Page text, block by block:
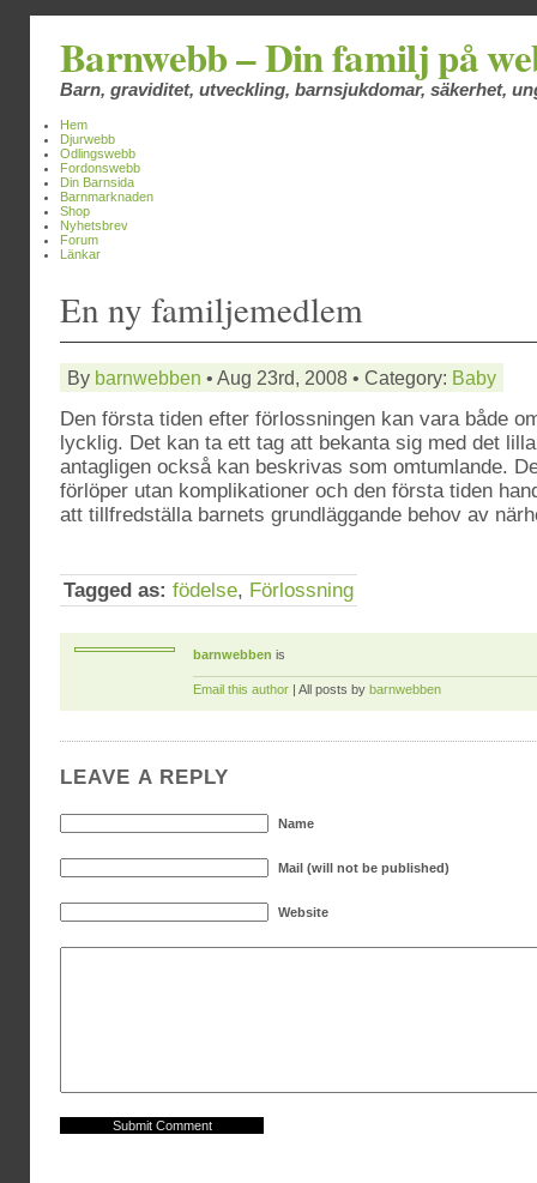
Barnwebb – Din familj på
Barn, graviditet, utveckling, barnsjukdomar, säkerhet,
Hem
Djurwebb
Odlingswebb
Fordonswebb
Din Barnsida
Barnmarknaden
Shop
Nyhetsbrev
Forum
Länkar
En ny familjemedlem
By barnwebben • Aug 23rd, 2008 • Category: Baby
Den första tiden efter förlossningen kan vara både
lycklig. Det kan ta ett tag att bekanta sig med det
antagligen också kan beskrivas som omtumlande.
förlöper utan komplikationer och den första tiden
att tillfredställa barnets grundläggande behov av
Tagged as: födelse, Förlossning
barnwebben is
Email this author | All posts by barnwebben
LEAVE A REPLY
Name
Mail (will not be published)
Website